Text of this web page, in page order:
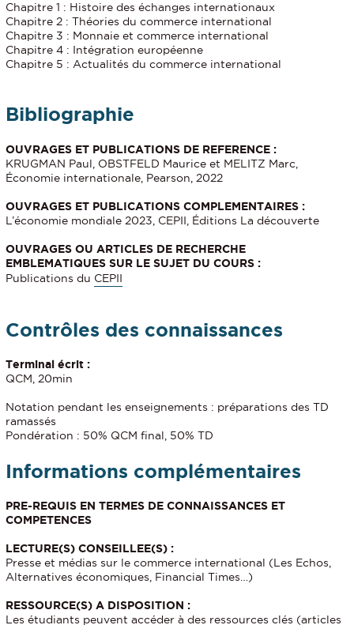
Chapitre 1 : Histoire des échanges internationaux
Chapitre 2 : Théories du commerce international
Chapitre 3 : Monnaie et commerce international
Chapitre 4 : Intégration européenne
Chapitre 5 : Actualités du commerce international
Bibliographie
OUVRAGES ET PUBLICATIONS DE REFERENCE :
KRUGMAN Paul, OBSTFELD Maurice et MELITZ Marc,
Économie internationale, Pearson, 2022
OUVRAGES ET PUBLICATIONS COMPLEMENTAIRES :
L’économie mondiale 2023, CEPII, Éditions La découverte
OUVRAGES OU ARTICLES DE RECHERCHE
EMBLEMATIQUES SUR LE SUJET DU COURS :
Publications du CEPII
Contrôles des connaissances
Terminal écrit :
QCM, 20min
Notation pendant les enseignements : préparations des TD
ramassés
Pondération : 50% QCM final, 50% TD
Informations complémentaires
PRE-REQUIS EN TERMES DE CONNAISSANCES ET
COMPETENCES
LECTURE(S) CONSEILLEE(S) :
Presse et médias sur le commerce international (Les Echos,
Alternatives économiques, Financial Times…)
RESSOURCE(S) A DISPOSITION :
Les étudiants peuvent accéder à des ressources clés (articles